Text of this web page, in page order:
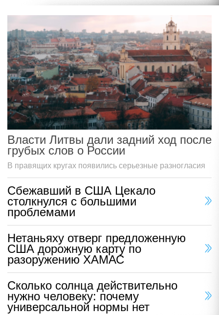
Власти Литвы дали задний ход после
грубых слов о России
В правящих кругах появились серьезные разногласия
Сбежавший в США Цекало
столкнулся с большими
проблемами
Нетаньяху отверг предложенную
США дорожную карту по
разоружению ХАМАС
Сколько солнца действительно
нужно человеку: почему
универсальной нормы нет